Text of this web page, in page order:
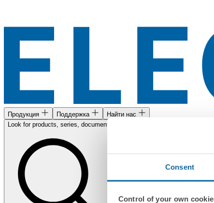
Consent
Control of your own
Продукция Поддержка
Найти нас
Look for products, series, documents...